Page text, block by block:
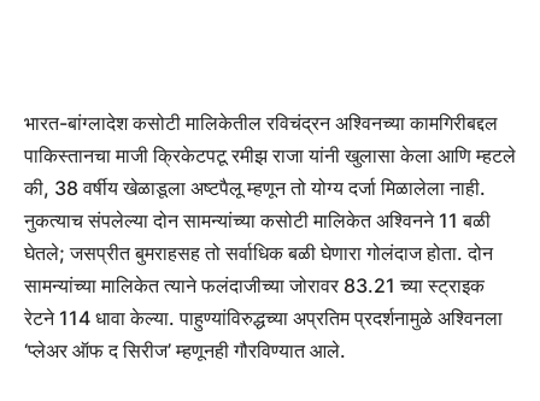
भारत-बांग्लादेश कसोटी मालिकेतील रविचंद्रन अश्विनच्या कामगिरीबद्दल
पाकिस्तानचा माजी क्रिकेटपटू रमीझ राजा यांनी खुलासा केला आणि म्हटले
की, 38 वर्षीय खेळाडूला अष्टपैलू म्हणून तो योग्य दर्जा मिळालेला नाही.
नुकत्याच संपलेल्या दोन सामन्यांच्या कसोटी मालिकेत अश्विनने 11 बळी
घेतले; जसप्रीत बुमराहसह तो सर्वाधिक बळी घेणारा गोलंदाज होता. दोन
सामन्यांच्या मालिकेत त्याने फलंदाजीच्या जोरावर 83.21 च्या स्ट्राइक
रेटने 114 धावा केल्या. पाहुण्यांविरुद्धच्या अप्रतिम प्रदर्शनामुळे अश्विनला
‘प्लेअर ऑफ द सिरीज’ म्हणूनही गौरविण्यात आले.